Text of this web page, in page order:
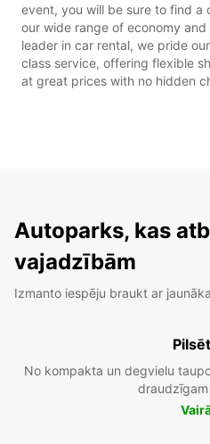
event, you will be sure to find a
our wide range of economy
leader in car rental, we pride
class service, offering flexible
at great prices with no hidden
Autoparks, kas
vajadzībām
Izmanto iespēju braukt ar
No kompakta un degvielu